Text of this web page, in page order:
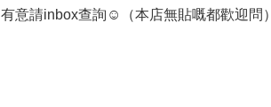
有意請inbox查詢☺️（本店無貼嘅都歡迎問）